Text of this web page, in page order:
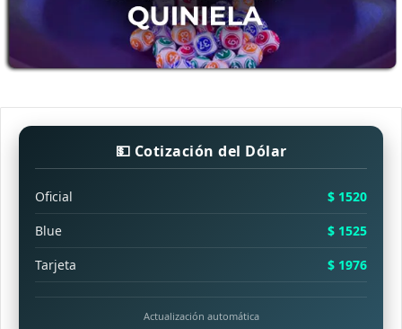
💵 Cotización del Dólar
Oficial
$ 1520
Blue
$ 1525
Tarjeta
$ 1976
Actualización automática